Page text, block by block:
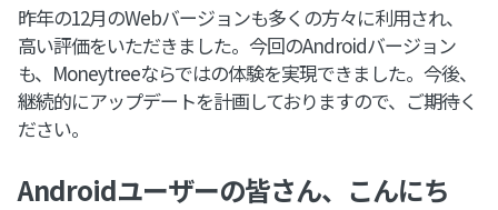
昨年の12月のWebバージョンも多くの方々に利用され、
高い評価をいただきました。今回のAndroidバージョン
も、Moneytreeならではの体験を実現できました。今後、
継続的にアップデートを計画しておりますので、ご期待く
ださい。
Androidユーザーの皆さん、こんにち